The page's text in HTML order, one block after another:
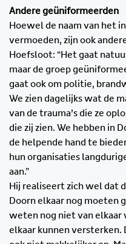
Andere geüniformeerden
Hoewel de naam van het
vermoeden, zijn ook
Hoefsloot: “Het gaat
maar de groep
gaat ook om politie,
We zien dagelijks wat de
van de trauma’s die ze
die zij zien. We hebben in
de helpende hand te
hun organisaties
aan.”
Hij realiseert zich wel dat
Doorn elkaar nog moeten
weten nog niet van elkaar
elkaar kunnen versterken.